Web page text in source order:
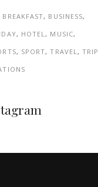
BREAKFAST
BUSINESS
HOTEL
MUSIC
SPORT TRAVEL
TRIP